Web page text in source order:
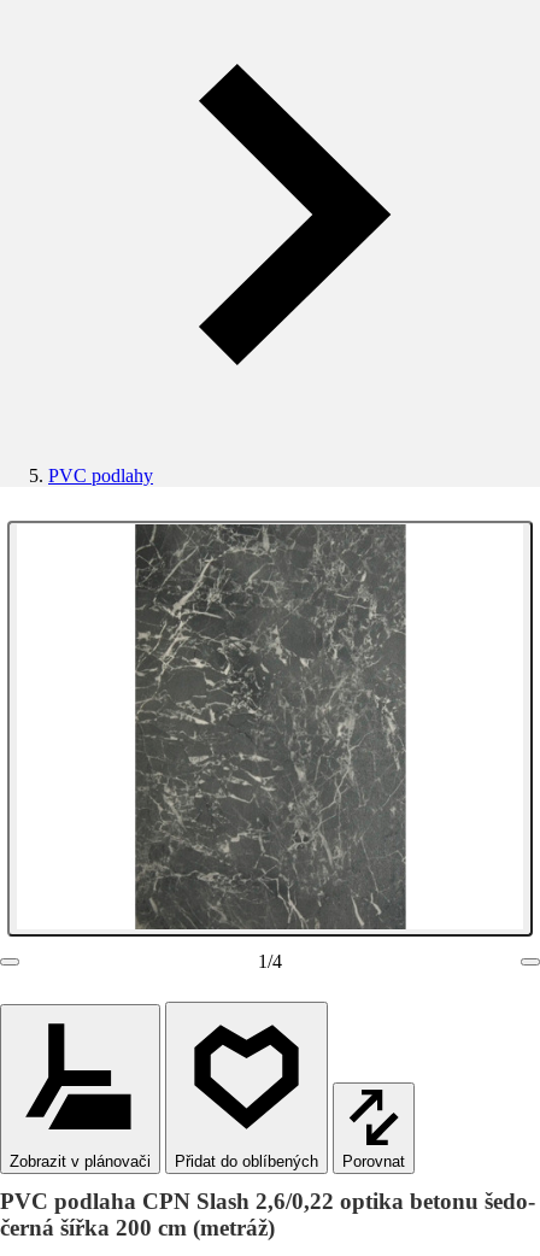
PVC podlahy
1/4
Zobrazit v plánovači Porovnat
PVC podlaha CPN Slash 2,6/0,22 optika betonu šedo-
černá šířka 200 cm (metráž)